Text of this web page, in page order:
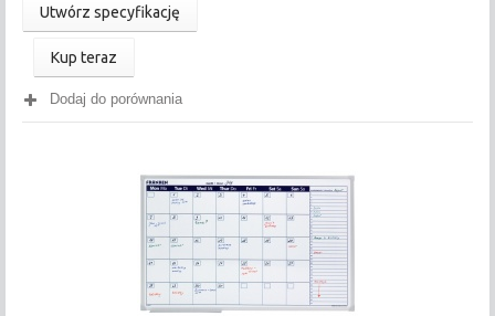
Utwórz specyfikację
Kup teraz
Dodaj do porównania